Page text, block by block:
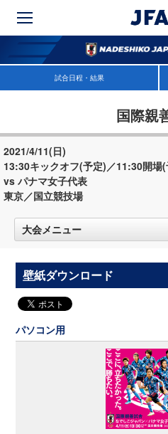
試合日程・結果
国際親
2021/4/11(日)
13:30キックオフ(予定)／11:30開場(
vs パナマ女子代表
東京／国立競技場
大会メニュー
壁紙ダウンロード
パソコン用